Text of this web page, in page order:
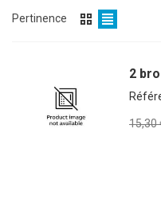
Pertinence
2
15,30